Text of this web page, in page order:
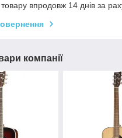
впродовж 14 днів за
компанії